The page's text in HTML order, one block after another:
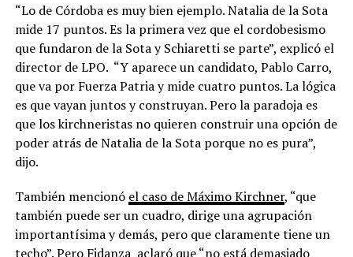
“Lo de Córdoba es muy bien ejemplo. Natalia de la Sota
mide 17 puntos. Es la primera vez que el cordobesismo
que fundaron de la Sota y Schiaretti se parte”, explicó el
director de LPO. “Y aparece un candidato, Pablo Carro,
que va por Fuerza Patria y mide cuatro puntos. La lógica
es que vayan juntos y construyan. Pero la paradoja es
que los kirchneristas no quieren construir una opción de
poder atrás de Natalia de la Sota porque no es pura”,
dijo.
También mencionó el caso de Máximo Kirchner, “que
también puede ser un cuadro, dirige una agrupación
importantísima y demás, pero que claramente tiene un
techo”. Pero Fidanza aclaró que “no está demasiado